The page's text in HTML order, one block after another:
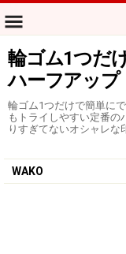
輪ゴム1つだ
ハーフアップ
輪ゴム1つだけで簡単に
もトライしやすい定番の
りすぎてないオシャレな
WAKO